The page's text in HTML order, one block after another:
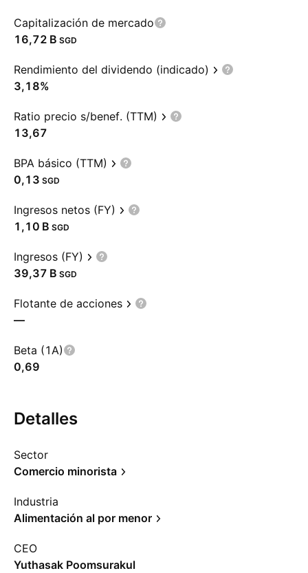
Capitalización de mercado
‪16,72 B‬ SGD
Rendimiento del dividendo (indicado)
3,18%
Ratio precio s/benef. (TTM)
13,67
BPA básico (TTM)
0,13 SGD
Ingresos netos (FY)
‪1,10 B‬ SGD
Ingresos (FY)
‪39,37 B‬ SGD
Flotante de acciones
—
Beta (1A)
0,69
Detalles
Sector
Comercio minorista
Industria
Alimentación al por menor
CEO
Yuthasak Poomsurakul